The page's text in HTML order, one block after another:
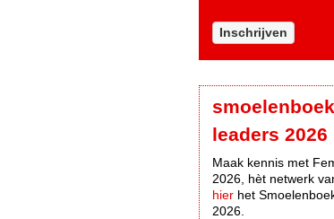
Inschrijven
leaders 2026
Maak kennis met
2026, hèt netwerk
hier het
2026.